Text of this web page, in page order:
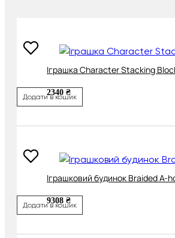
Іграшка Character Stacking
2340 ₴
Додати в кошик
Іграшковий будинок Braided A-
9308 ₴
Додати в кошик